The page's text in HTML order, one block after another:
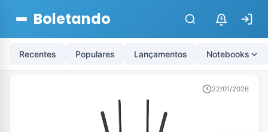
Boletando $
Recentes Populares Lançamentos Notebooks
22/01/2026